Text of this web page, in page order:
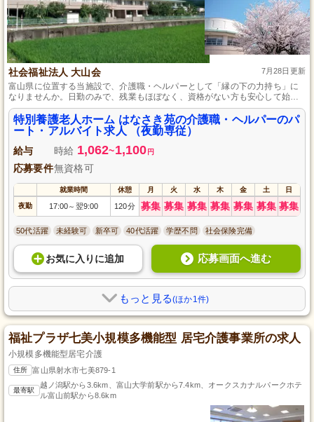
社会福祉法人 大山会 7月28日更新
富山県に位置する当施設で、介護職・ヘルパーとして「縁の下の力持ち」に
なりませんか。日勤のみで、残業もほぼなく、資格がない方も安心して始め
られる補助的な業務を担当していただきます。家庭と仕事の両立やプライベ
ートの時間も大切にでき、賞与の支給もあります。明るく温かな職場で、一
緒に働きましょう。
特別養護老人ホーム はなさき苑の介護職・ヘルパーのパ
ート・アルバイト求人 （夜勤専従）
給与 時給 1,062~1,100 円
応募要件無資格可
就業時間 休憩 月 火 水 木 金 土 日
夜勤 17:00～ 翌9:00 120分 募集 募集 募集 募集 募集 募集 募集
50代活躍 未経験可 新卒可 40代活躍 学歴不問 社会保険完備
お気に入り に追加 応募画面へ進む
もっと見る(ほか1件)
福祉プラザ七美小規模多機能型 居宅介護事業所の求人
小規模多機能型居宅介護
住所 富山県射水市七美879-1
最寄駅
越ノ潟駅から3.6km、富山大学前駅から7.4km、オークスカナルパークホテ
ル富山前駅から8.6km